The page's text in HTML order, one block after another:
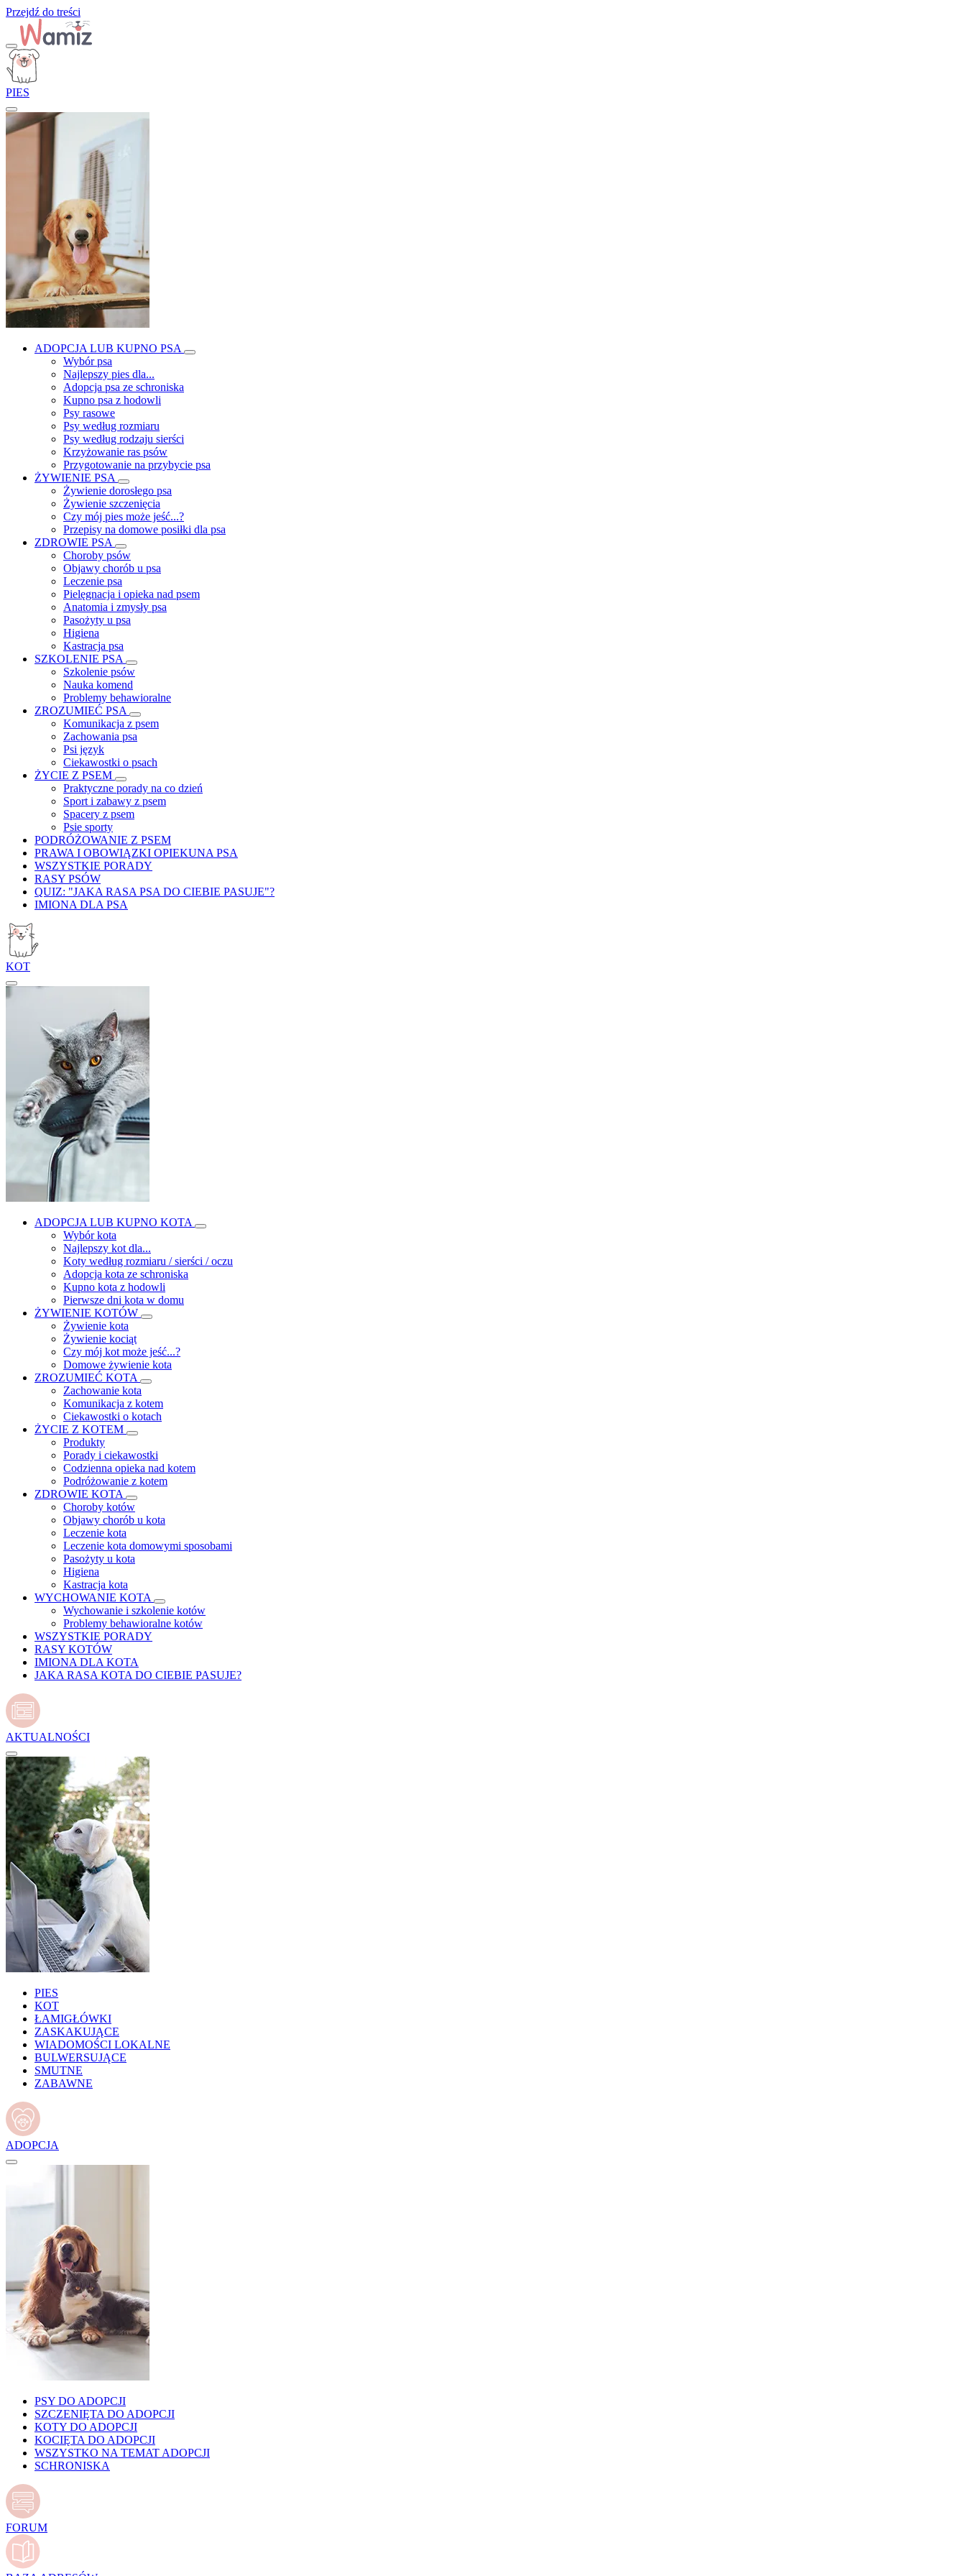
Przejdź do treści
PIES
ADOPCJA LUB KUPNO PSA
Wybór psa
Najlepszy pies dla...
Adopcja psa ze schroniska
Kupno psa z hodowli
Psy rasowe
Psy według rozmiaru
Psy według rodzaju sierści
Krzyżowanie ras psów
Przygotowanie na przybycie psa
ŻYWIENIE PSA
Żywienie dorosłego psa
Żywienie szczenięcia
Czy mój pies może jeść...?
Przepisy na domowe posiłki dla psa
ZDROWIE PSA
Choroby psów
Objawy chorób u psa
Leczenie psa
Pielęgnacja i opieka nad psem
Anatomia i zmysły psa
Pasożyty u psa
Higiena
Kastracja psa
SZKOLENIE PSA
Szkolenie psów
Nauka komend
Problemy behawioralne
ZROZUMIEĆ PSA
Komunikacja z psem
Zachowania psa
Psi język
Ciekawostki o psach
ŻYCIE Z PSEM
Praktyczne porady na co dzień
Sport i zabawy z psem
Spacery z psem
Psie sporty
PODRÓŻOWANIE Z PSEM
PRAWA I OBOWIĄZKI OPIEKUNA PSA
WSZYSTKIE PORADY
RASY PSÓW
QUIZ: "JAKA RASA PSA DO CIEBIE PASUJE"?
IMIONA DLA PSA
KOT
ADOPCJA LUB KUPNO KOTA
Wybór kota
Najlepszy kot dla...
Koty według rozmiaru / sierści / oczu
Adopcja kota ze schroniska
Kupno kota z hodowli
Pierwsze dni kota w domu
ŻYWIENIE KOTÓW
Żywienie kota
Żywienie kociąt
Czy mój kot może jeść...?
Domowe żywienie kota
ZROZUMIEĆ KOTA
Zachowanie kota
Komunikacja z kotem
Ciekawostki o kotach
ŻYCIE Z KOTEM
Produkty
Porady i ciekawostki
Codzienna opieka nad kotem
Podróżowanie z kotem
ZDROWIE KOTA
Choroby kotów
Objawy chorób u kota
Leczenie kota
Leczenie kota domowymi sposobami
Pasożyty u kota
Higiena
Kastracja kota
WYCHOWANIE KOTA
Wychowanie i szkolenie kotów
Problemy behawioralne kotów
WSZYSTKIE PORADY
RASY KOTÓW
IMIONA DLA KOTA
JAKA RASA KOTA DO CIEBIE PASUJE?
AKTUALNOŚCI
PIES
KOT
ŁAMIGŁÓWKI
ZASKAKUJĄCE
WIADOMOŚCI LOKALNE
BULWERSUJĄCE
SMUTNE
ZABAWNE
ADOPCJA
PSY DO ADOPCJI
SZCZENIĘTA DO ADOPCJI
KOTY DO ADOPCJI
KOCIĘTA DO ADOPCJI
WSZYSTKO NA TEMAT ADOPCJI
SCHRONISKA
FORUM